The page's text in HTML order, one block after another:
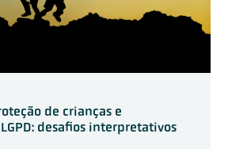
de crianças e
desafios interpretativos